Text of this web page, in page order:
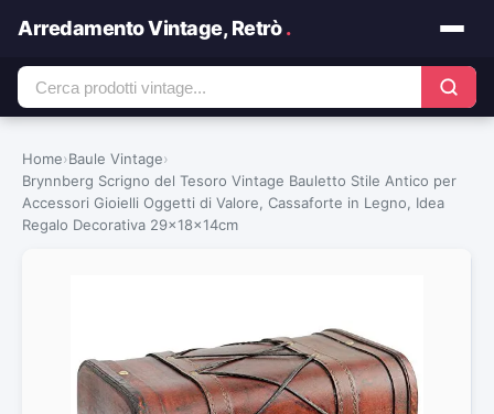
Arredamento Vintage, Retrò.
Home›Baule Vintage›
Brynnberg Scrigno del Tesoro Vintage Bauletto Stile Antico per
Accessori Gioielli Oggetti di Valore, Cassaforte in Legno, Idea
Regalo Decorativa 29x18x14cm